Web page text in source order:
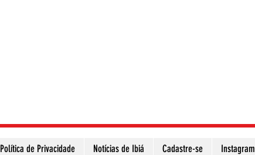
Política de Privacidade Notícias de Ibiá Cadastre-se Instagram